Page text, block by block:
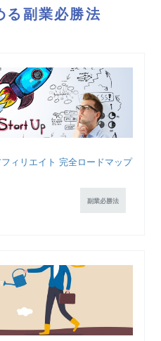
る副業必勝法
ィリエイト 完全ロードマップ
副業必勝法